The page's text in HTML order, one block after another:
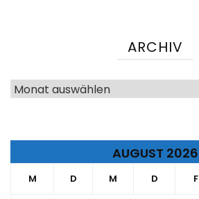
ARCHIV
Archiv
AUGUST 2026
M D M D F